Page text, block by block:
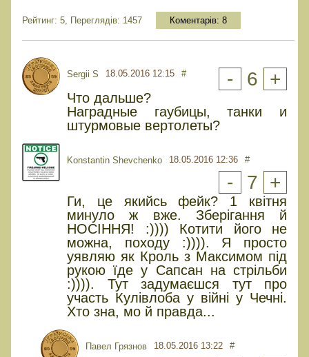
Рейтинг: 5, Переглядів: 1457 Коментарів: 8
Sergii S 18.05.2016 12:15 # - 6 +
Что дальше?
Наградные гаубицы, танки и
штурмовые вертолеты?
Konstantin Shevchenko 18.05.2016 12:36 #
- 7 +
Ги, це якийсь фейк? 1 квітня
минуло ж вже. Зберігання й
НОСІННЯ! :)))) Котити його не
можна, походу :)))). Я просто
уявляю як Кроль з Максимом під
рукою їде у Сапсан на стрільби
:)))). Тут задумаєшся тут про
участь Кулівлоба у війні у Чечні.
Хто зна, мо й правда...
Павел Грязнов 18.05.2016 13:22 #